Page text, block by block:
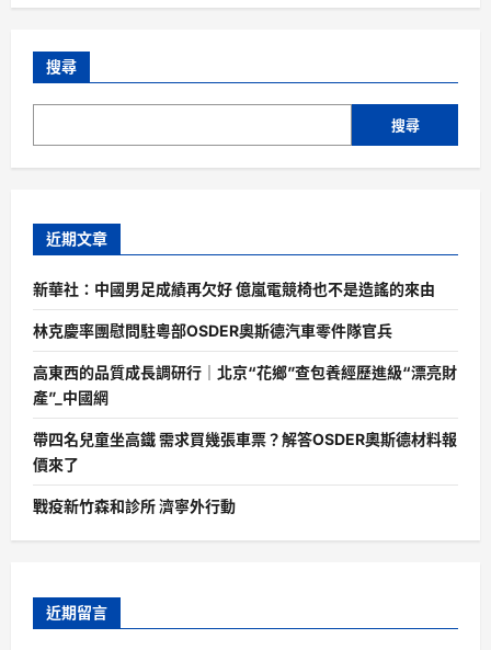
搜尋
搜尋
近期文章
新華社：中國男足成績再欠好 億嵐電競椅也不是造謠的來由
林克慶率團慰問駐粵部OSDER奧斯德汽車零件隊官兵
高東西的品質成長調研行｜北京“花鄉”查包養經歷進級“漂亮財
產”_中國網
帶四名兒童坐高鐵 需求買幾張車票？解答OSDER奧斯德材料報
價來了
戰疫新竹森和診所 濟寧外行動
近期留言